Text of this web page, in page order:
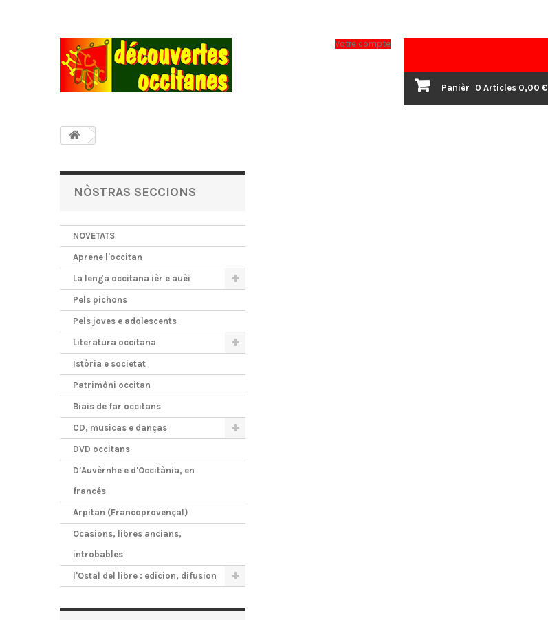
Panièr 0 Articles 0,00 €
Votre compte
NÒSTRAS SECCIONS
NOVETATS
Aprene l'occitan
La lenga occitana ièr e auèi
Pels pichons
Pels joves e adolescents
Literatura occitana
Istòria e societat
Patrimòni occitan
Biais de far occitans
CD, musicas e danças
DVD occitans
D'Auvèrnhe e d'Occitània, en
francés
Arpitan (Francoprovençal)
Ocasions, libres ancians,
introbables
l'Ostal del libre : edicion, difusion